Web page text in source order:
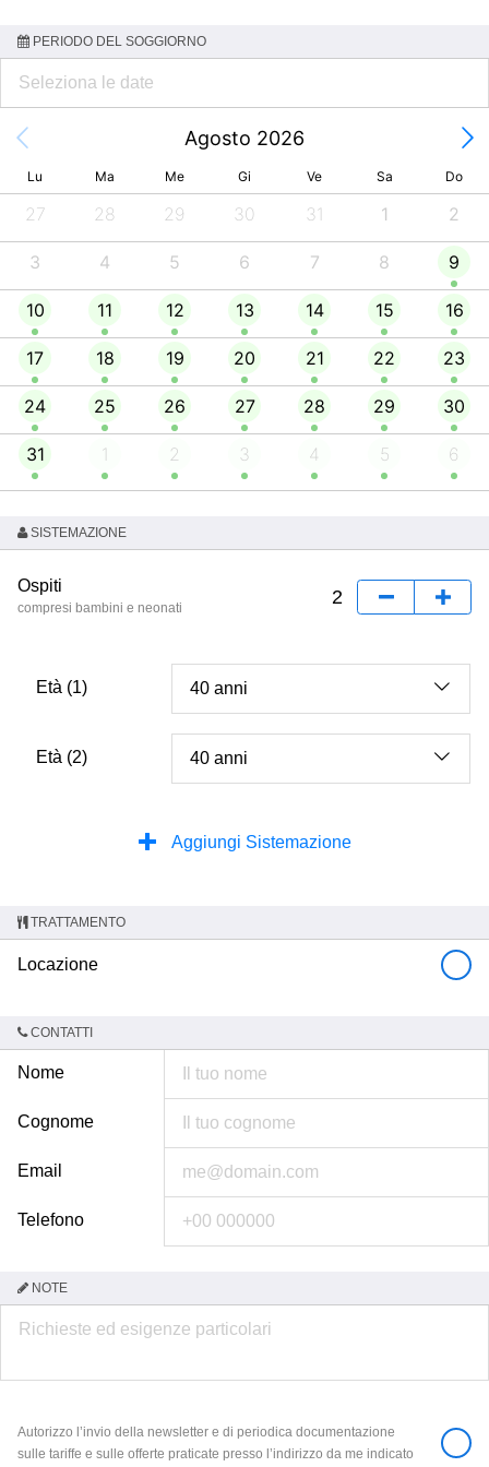
PERIODO DEL SOGGIORNO
Agosto 2026
Lu Ma Me Gi Ve Sa Do
27 28 29 30 31 1 2
3 4 5 6 7 8 9
10 11 12 13 14 15 16
17 18 19 20 21 22 23
24 25 26 27 28 29 30
31 1 2 3 4 5 6
SISTEMAZIONE
Ospiti
compresi bambini e neonati
Età (1)
Età (2)
Aggiungi Sistemazione
TRATTAMENTO
Locazione
CONTATTI
Nome
Cognome
Email
Telefono
NOTE
Autorizzo l’invio della newsletter e di periodica documentazione
sulle tariffe e sulle offerte praticate presso l’indirizzo da me indicato